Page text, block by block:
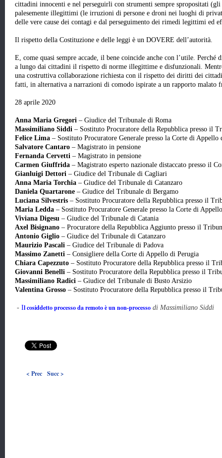
cittadini innocenti e nel perseguirli con strumenti sempre spropositati
palesemente illegittimi (le irruzioni di persone e droni nei luoghi di
delle vere cause dei contagi e dal perseguimento dei rimedi legittimi ed
Il rispetto della Costituzione e delle leggi è un DOVERE dell’autorità.
E, come quasi sempre accade, il bene coincide anche con l’utile.
a lungo dai cittadini il rispetto di norme illegittime e disfunzionali.
una costruttiva collaborazione richiesta con il rispetto dei diritti dei
fatti, in alternativa a narrazioni di comodo ispirate a un rapporto
28 aprile 2020
Anna Maria Gregori – Giudice del Tribunale di Roma
Massimiliano Siddi – Sostituto Procuratore della Repubblica presso il
Felice Lima – Sostituto Procuratore Generale presso la Corte di Appello
Salvatore Cantaro – Magistrato in pensione
Fernanda Cervetti – Magistrato in pensione
Carmen Giuffrida – Magistrato esperto nazionale distaccato presso il
Gianluigi Dettori – Giudice del Tribunale di Cagliari
Anna Maria Torchia – Giudice del Tribunale di Catanzaro
Daniela Quartarone – Giudice del Tribunale di Bergamo
Luciana Silvestris – Sostituto Procuratore della Repubblica presso il
Maria Ledda – Sostituto Procuratore Generale presso la Corte di
Viviana Digesu – Giudice del Tribunale di Catania
Axel Bisignano – Procuratore della Repubblica Aggiunto presso il
Antonio Giglio – Giudice del Tribunale di Catanzaro
Maurizio Pascali – Giudice del Tribunale di Padova
Massimo Zanetti – Consigliere della Corte di Appello di Perugia
Chiara Capezzuto – Sostituto Procuratore della Repubblica presso il
Giovanni Benelli – Sostituto Procuratore della Repubblica presso il
Massimiliano Radici – Giudice del Tribunale di Busto Arsizio
Valentina Grosso – Sostituto Procuratore della Repubblica presso il
- Il cosiddetto processo da remoto è un non-processo di Massimiliano Siddi
< Prec Succ >